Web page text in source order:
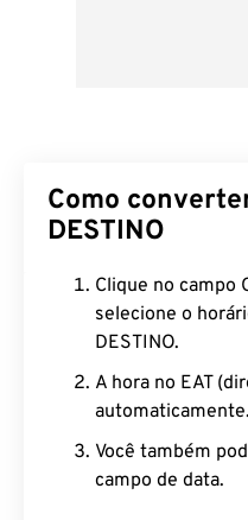
Como
DESTINO
Clique no campo
selecione o
DESTINO.
A hora no EAT
automaticamente.
Você também
campo de data.